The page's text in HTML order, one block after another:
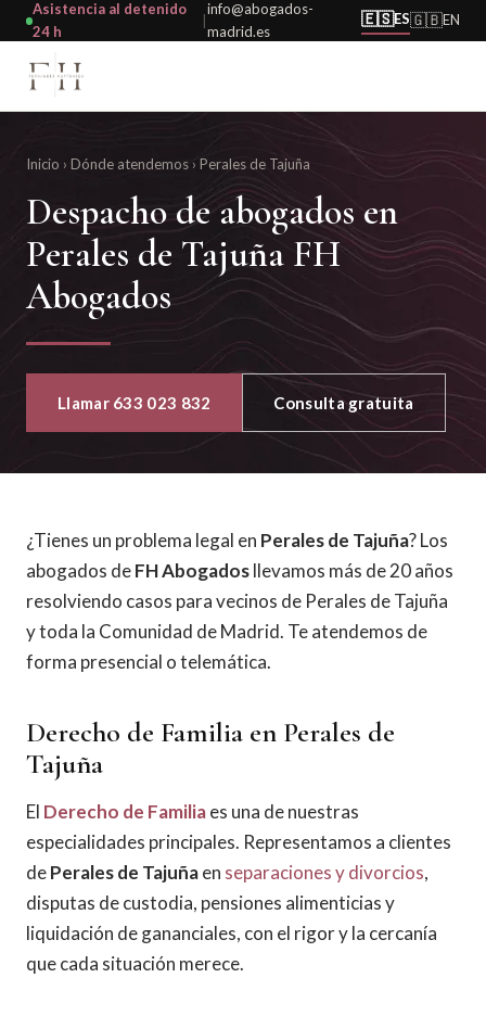
Asistencia al detenido
24 h
|
info@abogados-
madrid.es
🇪🇸ES🇬🇧EN
Inicio › Dónde atendemos › Perales de Tajuña
Despacho de abogados en
Perales de Tajuña FH
Abogados
Llamar 633 023 832 Consulta gratuita
¿Tienes un problema legal en Perales de Tajuña? Los
abogados deFH Abogadosllevamos más de 20 años
resolviendo casos para vecinos de Perales de Tajuña
y toda la Comunidad de Madrid. Te atendemos de
forma presencial o telemática.
Derecho de Familia en Perales de
Tajuña
El Derecho de Familiaes una de nuestras
especialidades principales. Representamos a clientes
dePerales de Tajuñaen separaciones y divorcios,
disputas de custodia, pensiones alimenticias y
liquidación de gananciales, con el rigor y la cercanía
que cada situación merece.